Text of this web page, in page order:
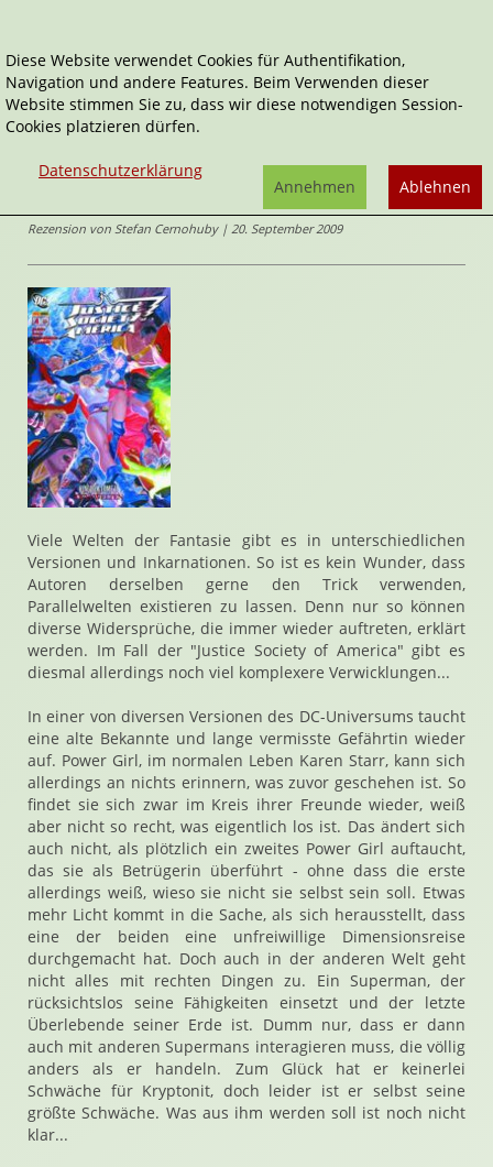
Home Comics Kingdom Come II - Zwei Welten
Justice Society of America
Kingdom Come II - Zwei Welten
Rezension von Stefan Cernohuby | 20. September 2009
Viele Welten der Fantasie gibt es in unterschiedlichen
Versionen und Inkarnationen. So ist es kein Wunder, dass
Autoren derselben gerne den Trick verwenden,
Parallelwelten existieren zu lassen. Denn nur so können
diverse Widersprüche, die immer wieder auftreten, erklärt
werden. Im Fall der "Justice Society of America" gibt es
diesmal allerdings noch viel komplexere Verwicklungen...
In einer von diversen Versionen des DC-Universums taucht
eine alte Bekannte und lange vermisste Gefährtin wieder
auf. Power Girl, im normalen Leben Karen Starr, kann sich
allerdings an nichts erinnern, was zuvor geschehen ist. So
findet sie sich zwar im Kreis ihrer Freunde wieder, weiß
aber nicht so recht, was eigentlich los ist. Das ändert sich
auch nicht, als plötzlich ein zweites Power Girl auftaucht,
das sie als Betrügerin überführt - ohne dass die erste
allerdings weiß, wieso sie nicht sie selbst sein soll. Etwas
mehr Licht kommt in die Sache, als sich herausstellt, dass
eine der beiden eine unfreiwillige Dimensionsreise
durchgemacht hat. Doch auch in der anderen Welt geht
nicht alles mit rechten Dingen zu. Ein Superman, der
rücksichtslos seine Fähigkeiten einsetzt und der letzte
Überlebende seiner Erde ist. Dumm nur, dass er dann
auch mit anderen Supermans interagieren muss, die völlig
anders als er handeln. Zum Glück hat er keinerlei
Schwäche für Kryptonit, doch leider ist er selbst seine
größte Schwäche. Was aus ihm werden soll ist noch nicht
klar...
Diese Website verwendet Cookies für Authentifikation,
Navigation und andere Features. Beim Verwenden dieser
Website stimmen Sie zu, dass wir diese notwendigen Session-
Cookies platzieren dürfen.
Datenschutzerklärung
Ablehnen
Annehmen